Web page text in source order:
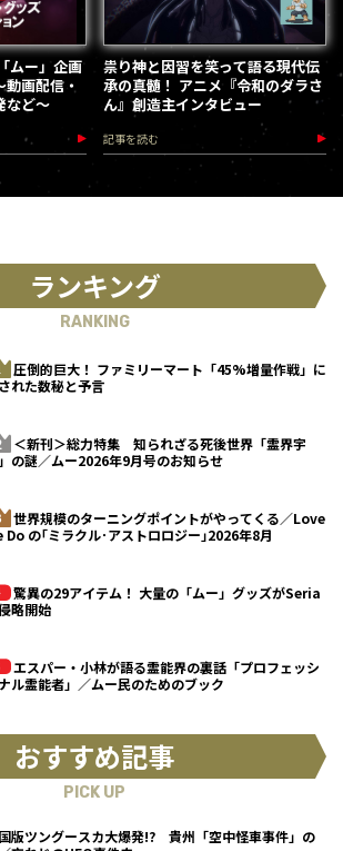
ムー」企画
画配信・
など～
祟り神と因習を笑って語る現代伝
承の真髄！ アニメ『令和のダラさ
ん』創造主インタビュー
記事を読む
ランキング
RANKING
圧倒的巨大！ ファミリーマート「45%増量作戦」に
れた数秘と予言
＜新刊＞総力特集 知られざる死後世界「霊界宇
の謎／ムー2026年9月号のお知らせ
世界規模のターニングポイントがやってくる／Love
Do の｢ミラクル･アストロロジー｣2026年8月
驚異の29アイテム！ 大量の「ムー」グッズがSeria
略開始
エスパー・小林が語る霊能界の裏話「プロフェッシ
ル霊能者」／ムー民のためのブック
おすすめ記事
PICK UP
版ツングースカ大爆発!? 貴州「空中怪車事件」の